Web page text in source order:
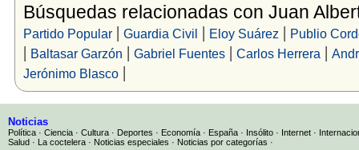
Búsquedas relacionadas con Juan
Partido Popular| Guardia Civil | Eloy Suárez | Publio
| Baltasar Garzón | Gabriel Fuentes| Carlos Herrera |
Jerónimo Blasco|
Noticias
Política · Ciencia · Cultura · Deportes · Economía · España · Insólito · Internet ·
Salud · La coctelera · Noticias especiales · Noticias por categorías ·